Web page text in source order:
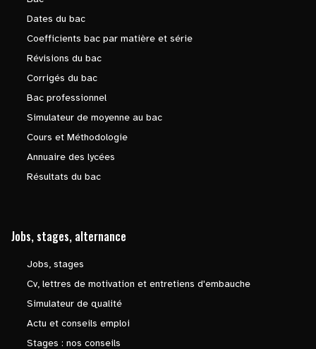
Dates du bac
Coefficients bac par matière et série
Révisions du bac
Corrigés du bac
Bac professionnel
Simulateur de moyenne au bac
Cours et Méthodologie
Annuaire des lycées
Résultats du bac
Jobs, stages, alternance
Jobs, stages
Cv, lettres de motivation et entretiens d'embauche
Simulateur de qualité
Actu et conseils emploi
Stages : nos conseils